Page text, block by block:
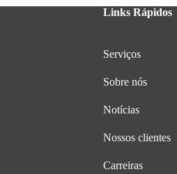
Links Rápidos
Serviços
Sobre nós
Notícias
Nossos clientes
Carreiras